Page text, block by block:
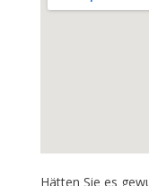
Hätten Sie es